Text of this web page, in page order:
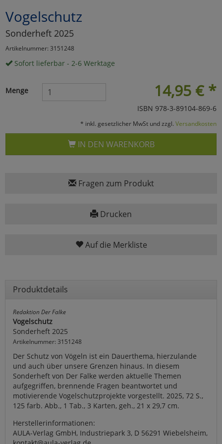
Vogelschutz
Sonderheft 2025
Artikelnummer: 3151248
Sofort lieferbar - 2-6 Werktage
14,95 € *
Menge
ISBN 978-3-89104-869-6
* inkl. gesetzlicher MwSt und zzgl. Versandkosten
IN DEN WARENKORB
Fragen zum Produkt
Drucken
Auf die Merkliste
Produktdetails
Redaktion Der Falke
Vogelschutz
Sonderheft 2025
Artikelnummer: 3151248
Der Schutz von Vögeln ist ein Dauerthema, hierzulande
und auch über unsere Grenzen hinaus. In diesem
Sonderheft von Der Falke werden aktuelle Themen
aufgegriffen, brennende Fragen beantwortet und
motivierende Vogelschutzprojekte vorgestellt. 2025, 72 S.,
125 farb. Abb., 1 Tab., 3 Karten, geh., 21 x 29,7 cm.
Herstellerinformationen:
AULA-Verlag GmbH, Industriepark 3, D 56291 Wiebelsheim,
Marketing
Umfragetools
Cookies
Alle Akzeptieren
Cookies
Einstellungen speichern
zurückzu Haupptseite